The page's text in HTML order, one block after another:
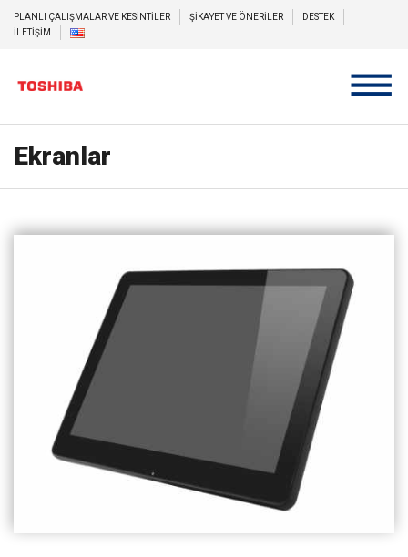
PLANLI ÇALIŞMALAR VE KESİNTİLER ŞİKAYET VE ÖNERİLER
DESTEK
İLETİŞİM
Ekranlar